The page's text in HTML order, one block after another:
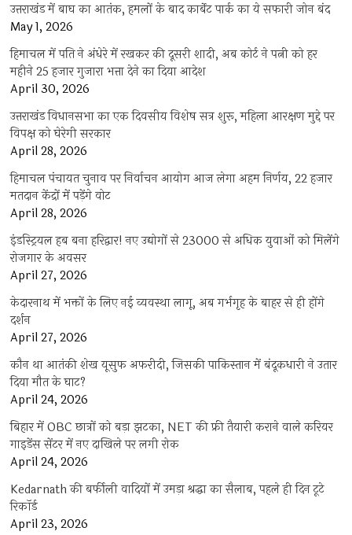
उत्तराखंड में बाघ का आतंक, हमलों के बाद कार्बेट पार्क का ये सफारी जोन बंद
May 1, 2026
हिमाचल में पति ने अंधेरे में रखकर की दूसरी शादी, अब कोर्ट ने पत्नी को हर
महीने 25 हजार गुजारा भत्ता देने का दिया आदेश
April 30, 2026
उत्तराखंड विधानसभा का एक दिवसीय विशेष सत्र शुरू, महिला आरक्षण मुद्दे पर
विपक्ष को घेरेगी सरकार
April 28, 2026
हिमाचल पंचायत चुनाव पर निर्वाचन आयोग आज लेगा अहम निर्णय, 22 हजार
मतदान केंद्रों में पड़ेंगे वोट
April 28, 2026
इंडस्ट्रियल हब बना हरिद्वार! नए उद्योगों से 23000 से अधिक युवाओं को मिलेंगे
रोजगार के अवसर
April 27, 2026
केदारनाथ में भक्तों के लिए नई व्यवस्था लागू, अब गर्भगृह के बाहर से ही होंगे
दर्शन
April 27, 2026
कौन था आतंकी शेख यूसुफ अफरीदी, जिसकी पाकिस्तान में बंदूकधारी ने उतार
दिया मौत के घाट?
April 24, 2026
बिहार में OBC छात्रों को बड़ा झटका, NET की फ्री तैयारी कराने वाले करियर
गाइडेंस सेंटर में नए दाखिले पर लगी रोक
April 24, 2026
Kedarnath की बर्फीली वादियों में उमड़ा श्रद्धा का सैलाब, पहले ही दिन टूटे
रिकॉर्ड
April 23, 2026